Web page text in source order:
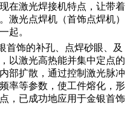
在激光焊接机特点，让带着
激光点焊机（首饰点焊机）
起。
首饰的补孔、点焊砂眼、及
以激光高热能并集中定点的
部扩散，通过控制激光脉冲
率等参数，使工件熔化，形
，已成功地应用于金银首饰